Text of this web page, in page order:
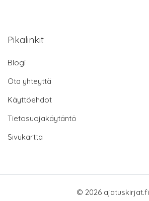
Pikalinkit
Blogi
Ota yhteyttä
Käyttöehdot
Tietosuojakäytäntö
Sivukartta
© 2026 ajatuskirjat.fi